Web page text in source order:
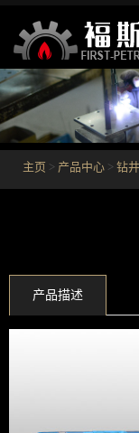
主页 > 产品中心 > 钻
产品描述